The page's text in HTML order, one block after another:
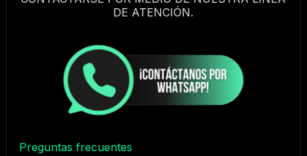
DE ATENCIÓN.
Preguntas frecuentes